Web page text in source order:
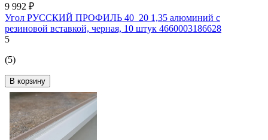
9 992 ₽
Угол РУССКИЙ ПРОФИЛЬ 40_20 1,35 алюминий с
резиновой вставкой, черная, 10 штук 4660003186628
5
(5)
В корзину